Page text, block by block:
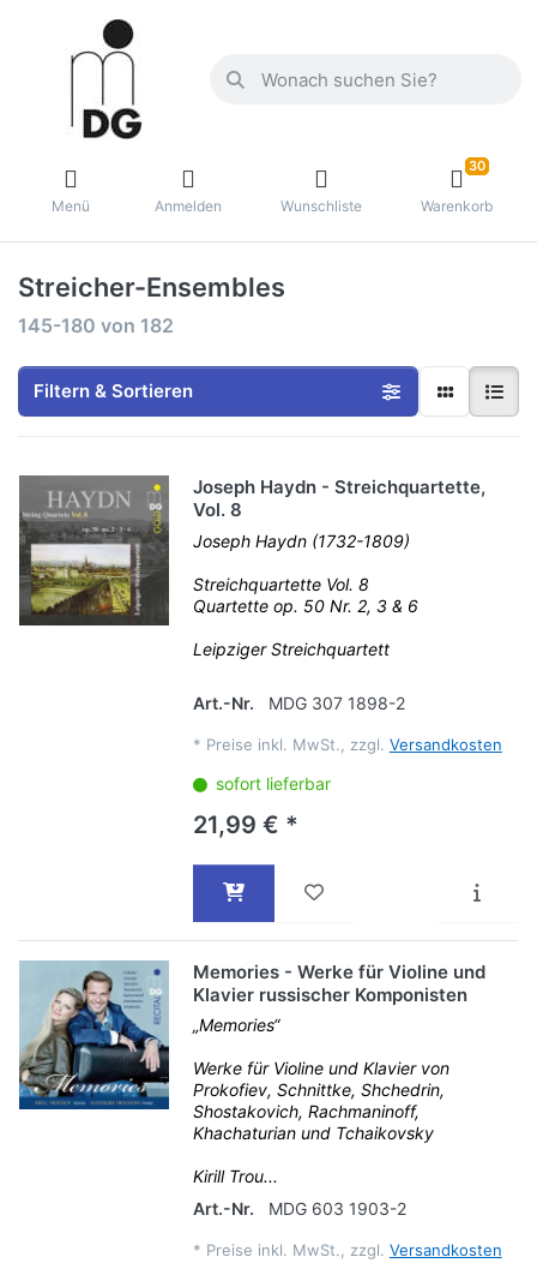
Menü Anmelden Wunschliste
30
Warenkorb
Streicher-Ensembles
145-180 von 182
Filtern & Sortieren
Joseph Haydn - Streichquartette,
Vol. 8
Joseph Haydn (1732-1809)
Streichquartette Vol. 8
Quartette op. 50 Nr. 2, 3 & 6
Leipziger Streichquartett
Art.-Nr. MDG 307 1898-2
* Preise inkl. MwSt., zzgl. Versandkosten
sofort lieferbar
21,99 € *
Memories - Werke für Violine und
Klavier russischer Komponisten
„Memories“
Werke für Violine und Klavier von
Prokofiev, Schnittke, Shchedrin,
Shostakovich, Rachmaninoff,
Khachaturian und Tchaikovsky
Kirill Trou...
Art.-Nr.
MDG 603 1903-2
* Preise inkl. MwSt., zzgl. Versandkosten